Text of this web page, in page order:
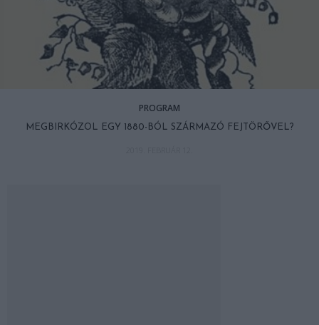
PROGRAM
MEGBIRKÓZOL EGY 1880-BÓL SZÁRMAZÓ FEJTÖRŐVEL?